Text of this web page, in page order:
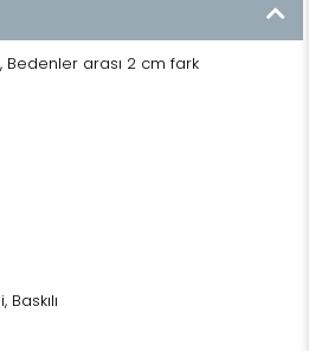
Bedenler arası 2 cm fark
Baskılı